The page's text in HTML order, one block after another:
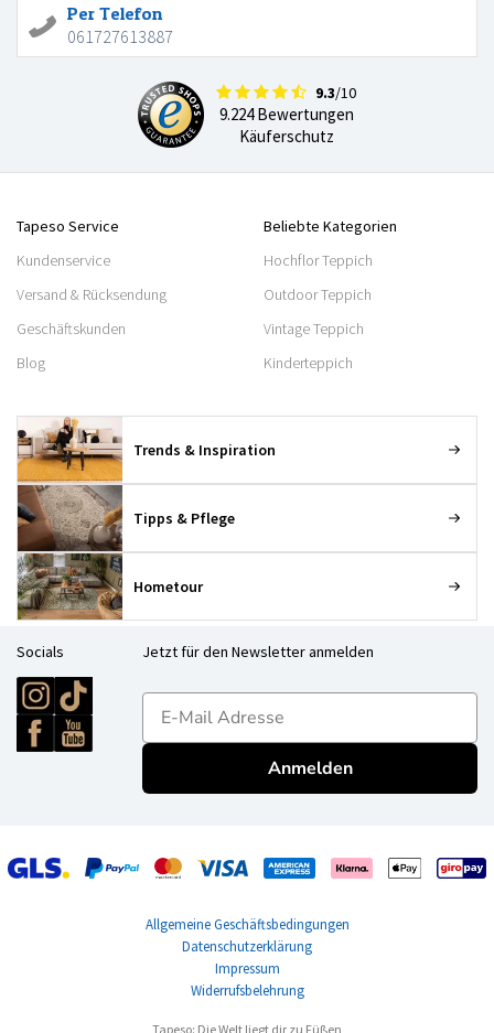
Per Telefon
061727613887
9.3/10
9.224 Bewertungen
Käuferschutz
Tapeso Service
Kundenservice
Versand & Rücksendung
Geschäftskunden
Blog
Beliebte Kategorien
Hochflor Teppich
Outdoor Teppich
Vintage Teppich
Kinderteppich
Trends & Inspiration
Tipps & Pflege
Hometour
Socials Jetzt für den Newsletter anmelden
E-mailadres
Anmelden
Allgemeine Geschäftsbedingungen
Datenschutzerklärung
Impressum
Widerrufsbelehrung
Tapeso: Die Welt liegt dir zu Füßen